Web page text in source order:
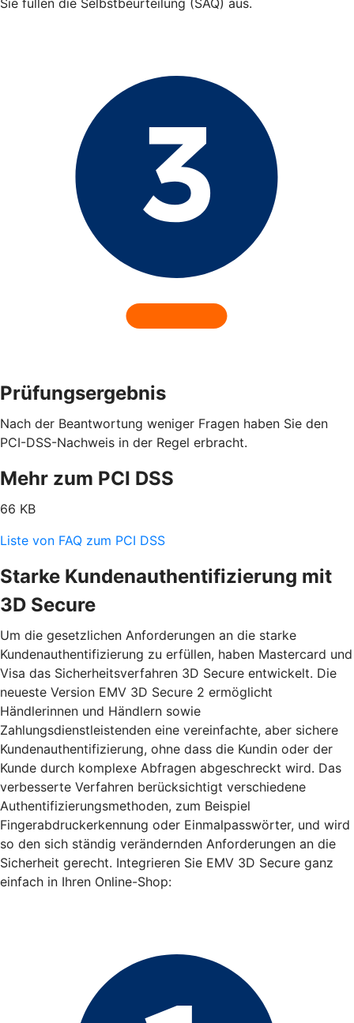
Prüfungsergebnis
Nach der Beantwortung weniger Fragen haben Sie den
PCI-DSS-Nachweis in der Regel erbracht.
Mehr zum PCI DSS
66 KB
Liste von FAQ zum PCI DSS
Starke Kundenauthentifizierung mit
3D Secure
Um die gesetzlichen Anforderungen an die starke
Kundenauthentifizierung zu erfüllen, haben Mastercard und
Visa das Sicherheitsverfahren 3D Secure entwickelt. Die
neueste Version EMV 3D Secure 2 ermöglicht
Händlerinnen und Händlern sowie
Zahlungsdienstleistenden eine vereinfachte, aber sichere
Kundenauthentifizierung, ohne dass die Kundin oder der
Kunde durch komplexe Abfragen abgeschreckt wird. Das
verbesserte Verfahren berücksichtigt verschiedene
Authentifizierungsmethoden, zum Beispiel
Fingerabdruckerkennung oder Einmalpasswörter, und wird
so den sich ständig verändernden Anforderungen an die
Sicherheit gerecht. Integrieren Sie EMV 3D Secure ganz
einfach in Ihren Online-Shop: